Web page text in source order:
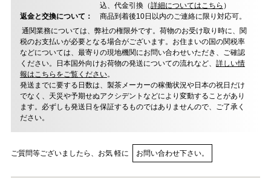
込、代金引換（詳細についてはこちら ）
返金と交換について：
商品到着後10日以内のご連絡に限り対応可。
通関業務については、弊社の権限外です。荷物のお受け取り時に、関
税のお支払いが必要となる場合がございます。お住まいの国の関税率
などについては、最寄りの現地機関にお問い合わせいただき、ご確認
ください。日本国外向けお荷物の発送についての流れなど、 詳しい情
報はこちらをご覧ください。
発送までに要する日数は、製茶メーカーの稼働状況や日本の祝日だけ
でなく、天災や予期せぬアクシデントなどにより変動することがあり
ます。必ずしも発送日を保証するものではありませんので、ご了承く
ださい。
ご質問等ございましたら、お気 軽に お問い合わせ下さい。